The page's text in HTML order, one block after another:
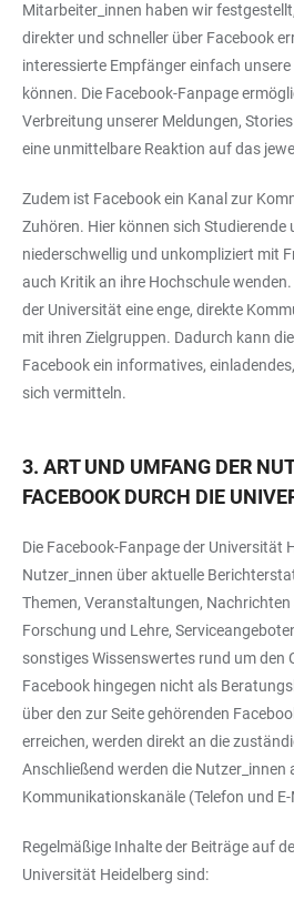
Mitarbeiter_innen haben wir
direkter und schneller über Facebook
interessierte Empfänger einfach
können. Die Facebook-Fanpage
Verbreitung unserer Meldungen,
eine unmittelbare Reaktion auf das
Zudem ist Facebook ein Kanal zur
Zuhören. Hier können sich
niederschwellig und unkompliziert mit
auch Kritik an ihre Hochschule
der Universität eine enge, direkte
mit ihren Zielgruppen. Dadurch kann
Facebook ein informatives,
sich vermitteln.
3. ART UND UMFANG DER
FACEBOOK DURCH DIE
Die Facebook-Fanpage der Universität
Nutzer_innen über aktuelle
Themen, Veranstaltungen,
Forschung und Lehre,
sonstiges Wissenswertes rund um den
Facebook hingegen nicht als
über den zur Seite gehörenden
erreichen, werden direkt an die
Anschließend werden die Nutzer_innen
Kommunikationskanäle (Telefon und
Regelmäßige Inhalte der Beiträge auf
Universität Heidelberg sind: